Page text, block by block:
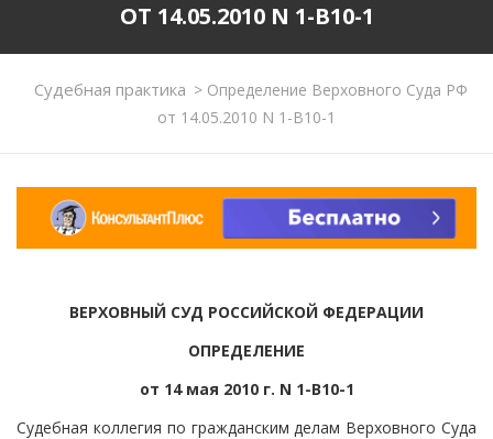
ОТ 14.05.2010 N 1-В10-1
Судебная практика >Определение Верховного Суда РФ
от 14.05.2010 N 1-В10-1
ВЕРХОВНЫЙ СУД РОССИЙСКОЙ ФЕДЕРАЦИИ
ОПРЕДЕЛЕНИЕ
от 14 мая 2010 г. N 1-В10-1
Судебная коллегия по гражданским делам Верховного Суда